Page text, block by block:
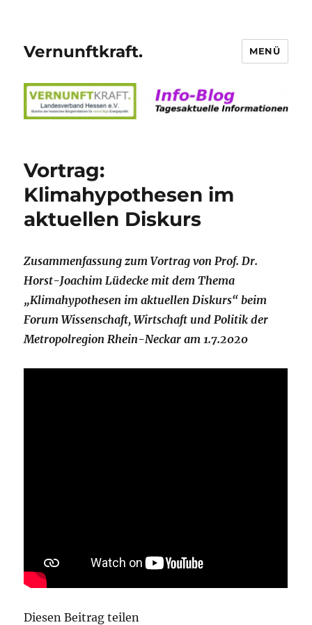
Vernunftkraft. MENÜ
Vortrag:
Klimahypothesen im
aktuellen Diskurs
Zusammenfassung zum Vortrag von Prof. Dr.
Horst-Joachim Lüdecke mit dem Thema
„Klimahypothesen im aktuellen Diskurs“ beim
Forum Wissenschaft, Wirtschaft und Politik der
Metropolregion Rhein-Neckar am 1.7.2020
Diesen Beitrag teilen